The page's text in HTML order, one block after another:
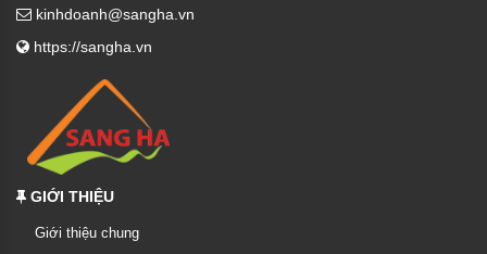
kinhdoanh@sangha.vn
https://sangha.vn
GIỚI THIỆU
Giới thiệu chung